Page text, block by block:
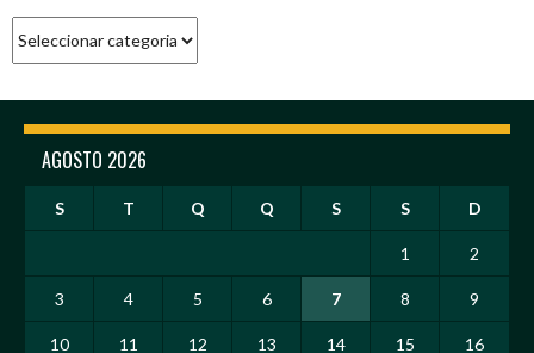
AGOSTO 2026
S T Q Q S S D
1 2
3 4 5 6 7 8 9
10 11 12 13 14 15 16